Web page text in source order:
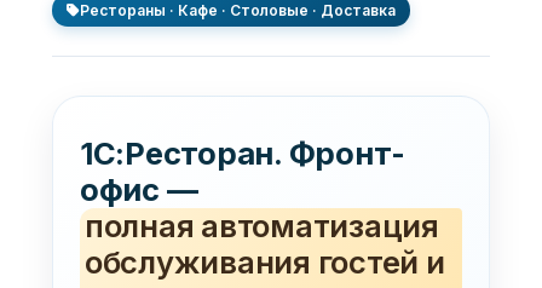
Рестораны · Кафе · Столовые · Доставка
1С:Ресторан. Фронт-
офис —
полная автоматизация
обслуживания гостей и